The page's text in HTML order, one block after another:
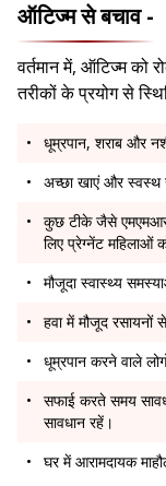
ऑटिज्म से बचाव -
वर्तमान में, ऑटिज्म को
तरीकों के प्रयोग से
धूम्रपान, शराब और
अच्छा खाएं और स्वस्थ
कुछ टीके जैसे
लिए प्रेग्नेंट महिलाओं
मौजूदा स्वास्थ्य
हवा में मौजूद रसायनों
धूम्रपान करने वाले
सफाई करते समय
सावधान रहें।
घर में आरामदायक